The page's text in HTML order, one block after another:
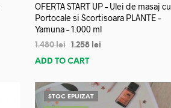
OFERTA START UP – Ulei de masaj cu
Portocale si Scortisoara PLANTE –
Yamuna – 1.000 ml
1.480lei 1.258 lei
ADD TO CART
STOC EPUIZAT